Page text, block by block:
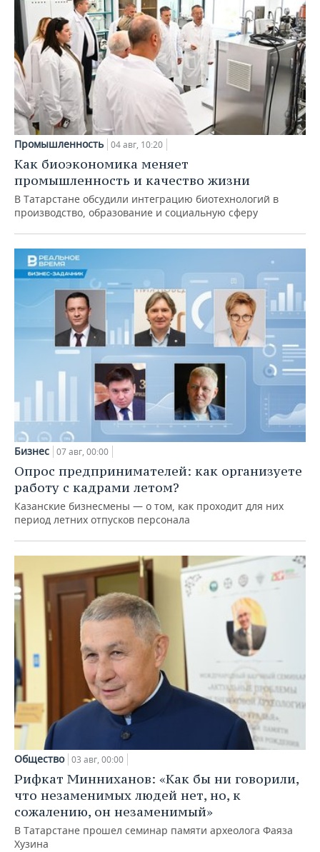
Промышленность 04 авг, 10:20
Как биоэкономика меняет
промышленность и качество жизни
В Татарстане обсудили интеграцию биотехнологий в
производство, образование и социальную сферу
Бизнес 07 авг, 00:00
Опрос предпринимателей: как организуете
работу с кадрами летом?
Казанские бизнесмены — о том, как проходит для них
период летних отпусков персонала
Общество 03 авг, 00:00
Рифкат Минниханов: «Как бы ни говорили,
что незаменимых людей нет, но, к
сожалению, он незаменимый»
В Татарстане прошел семинар памяти археолога Фаяза
Хузина